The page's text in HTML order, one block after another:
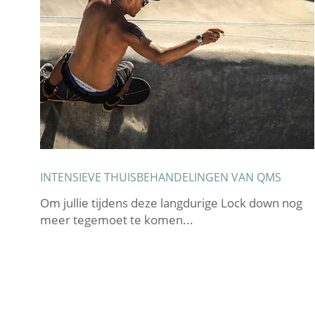
INTENSIEVE THUISBEHANDELINGEN VAN QMS
Om jullie tijdens deze langdurige Lock down nog
meer tegemoet te komen...